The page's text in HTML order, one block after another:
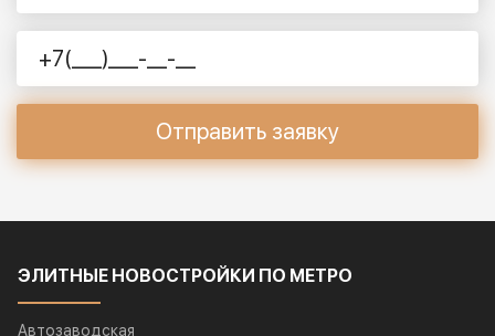
Отправить заявку
ЭЛИТНЫЕ НОВОСТРОЙКИ ПО МЕТРО
Автозаводская